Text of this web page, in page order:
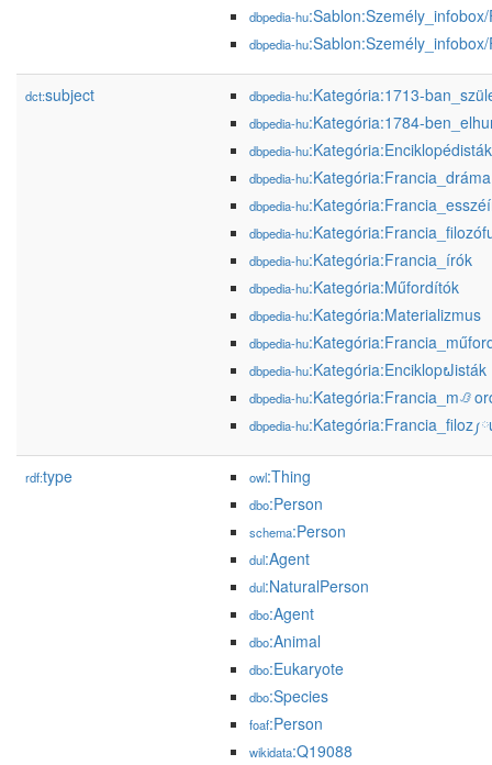
dbpedia-hu
dbpedia-hu
dct:subject dbpedia-hu:Kategória:1713-
dbpedia-hu:Kategória:1784-
dbpedia-hu:Kategória:Enciklopédisták
dbpedia-hu
dbpedia-hu
dbpedia-hu
dbpedia-hu:Kategória:Francia_írók
dbpedia-hu:Kategória:Műfordítók
dbpedia-hu:Kategória:Materializmus
dbpedia-hu
dbpedia-hu:Kategória:Enciklopຝisták
dbpedia-hu
dbpedia-hu
rdf:type owl:Thing
dbo:Person
schema:Person
dul:Agent
dul:NaturalPerson
dbo:Agent
dbo:Animal
dbo:Eukaryote
dbo:Species
foaf:Person
wikidata:Q19088